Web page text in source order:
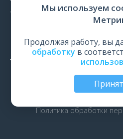
Системные требования
Поверка и калибровка
ЭМГ
ИОМ
рПМС
© Все права защищены | ООО
Политика обработки
Мы используем
Продолжая работу, вы
обработку в